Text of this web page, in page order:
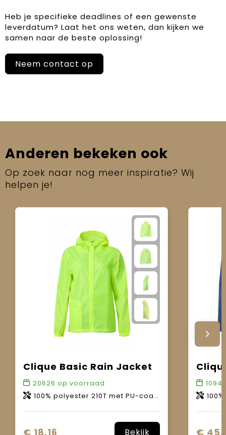
Heb je specifieke deadlines of een gewenste
leverdatum? Laat het ons weten, dan kijken we
samen naar de beste oplossing!
Neem contact op
Anderen bekeken ook
Op zoek naar nog meer inspiratie? Wij
helpen je!
Clique Basic Rain Jacket
20626 op voorraad
100% polyester 210T met PU-coating. WP 3000mm.
€ 18,16 Bekijk
100%
€